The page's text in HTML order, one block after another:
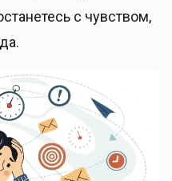
с чувством,